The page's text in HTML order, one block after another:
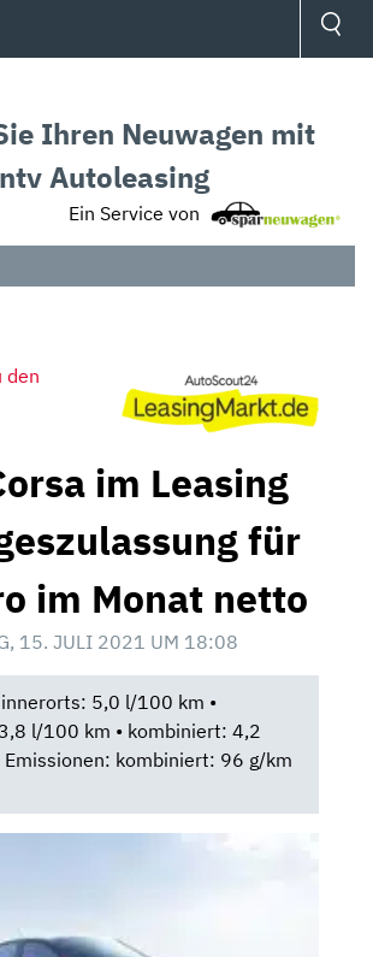
Ihren Neuwagen mit
ntv Autoleasing
Ein Service von
den
im Leasing
für
im Monat netto
15. JULI 2021 UM 18:08
5,0 l/100 km •
l/100 km • kombiniert: 4,2
kombiniert: 96 g/km